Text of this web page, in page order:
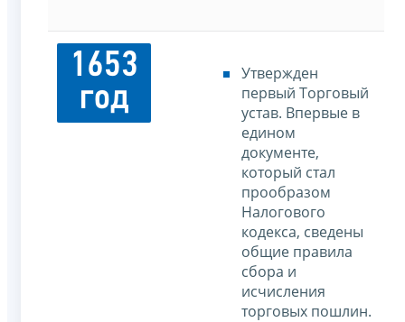
1653
год
Утвержден
первый Торговый
устав. Впервые в
едином
документе,
который стал
прообразом
Налогового
кодекса, сведены
общие правила
сбора и
исчисления
торговых пошлин.